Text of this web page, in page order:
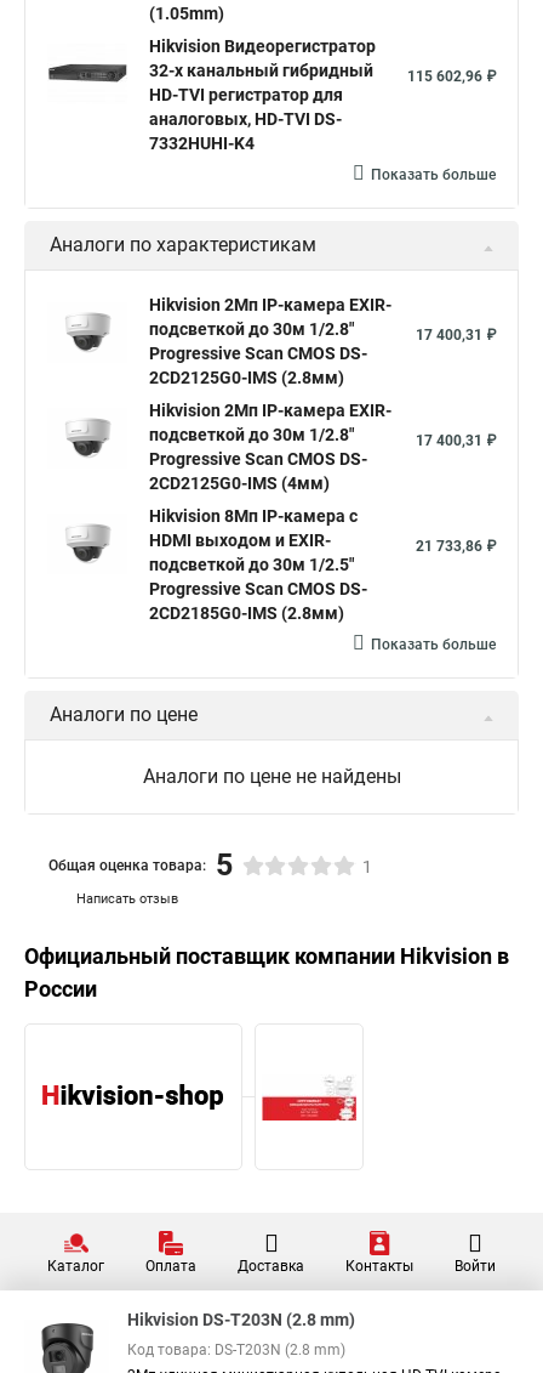
Hikvision 2cd2142fwd
Hikvision ds 2cd1148 hikvision ds 2cd1148 i b
hikvision ds 2cd2042wd i Видеокамера hikvision
Видеокамеры hikvision ds
Камера Hikvision ds 2ce16d8t
Видеокамера hikvision hiwatch
Камера Hikvision ds 2cd2442fwd
Уличная камера Hikvision ip camera
Hikvision поворотная камера Hikvision купольная
Нikvision микрофон Hikvision поворотная
Hikvision порты
(1.05mm)
Hikvision Видеорегистратор
32-х канальный гибридный
HD-TVI регистратор для
аналоговых, HD-TVI DS-
7332HUHI-K4
115 602,96 ₽
Показать больше
Аналоги по характеристикам
Hikvision 2Мп IP-камера EXIR-
подсветкой до 30м 1/2.8"
Progressive Scan CMOS DS-
2CD2125G0-IMS (2.8мм)
17 400,31 ₽
Hikvision 2Мп IP-камера EXIR-
подсветкой до 30м 1/2.8"
Progressive Scan CMOS DS-
2CD2125G0-IMS (4мм)
17 400,31 ₽
Hikvision 8Мп IP-камера с
HDMI выходом и EXIR-
подсветкой до 30м 1/2.5"
Progressive Scan CMOS DS-
2CD2185G0-IMS (2.8мм)
21 733,86 ₽
Показать больше
Аналоги по цене
Аналоги по цене не найдены
Написать отзыв
Общая оценка товара: 5 1
Официальный поставщик компании Hikvision в
России
Каталог Оплата Доставка Контакты Войти
Hikvision DS-T203N (2.8 mm)
Код товара: DS-T203N (2.8 mm)